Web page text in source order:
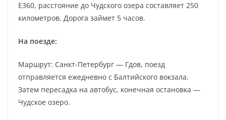
Е360, расстояние до Чудского озера составляет 250
километров. Дорога займет 5 часов.
На поезде:
Маршрут: Санкт-Петербург — Гдов, поезд
отправляется ежедневно с Балтийского вокзала.
Затем пересадка на автобус, конечная остановка —
Чудское озеро.